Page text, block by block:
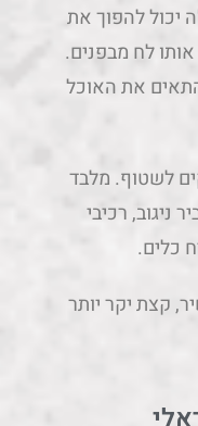
לשטוף. מלבד
ניגוב, רכיבי
כלים.
קצת יקר יותר
סיט אמט,